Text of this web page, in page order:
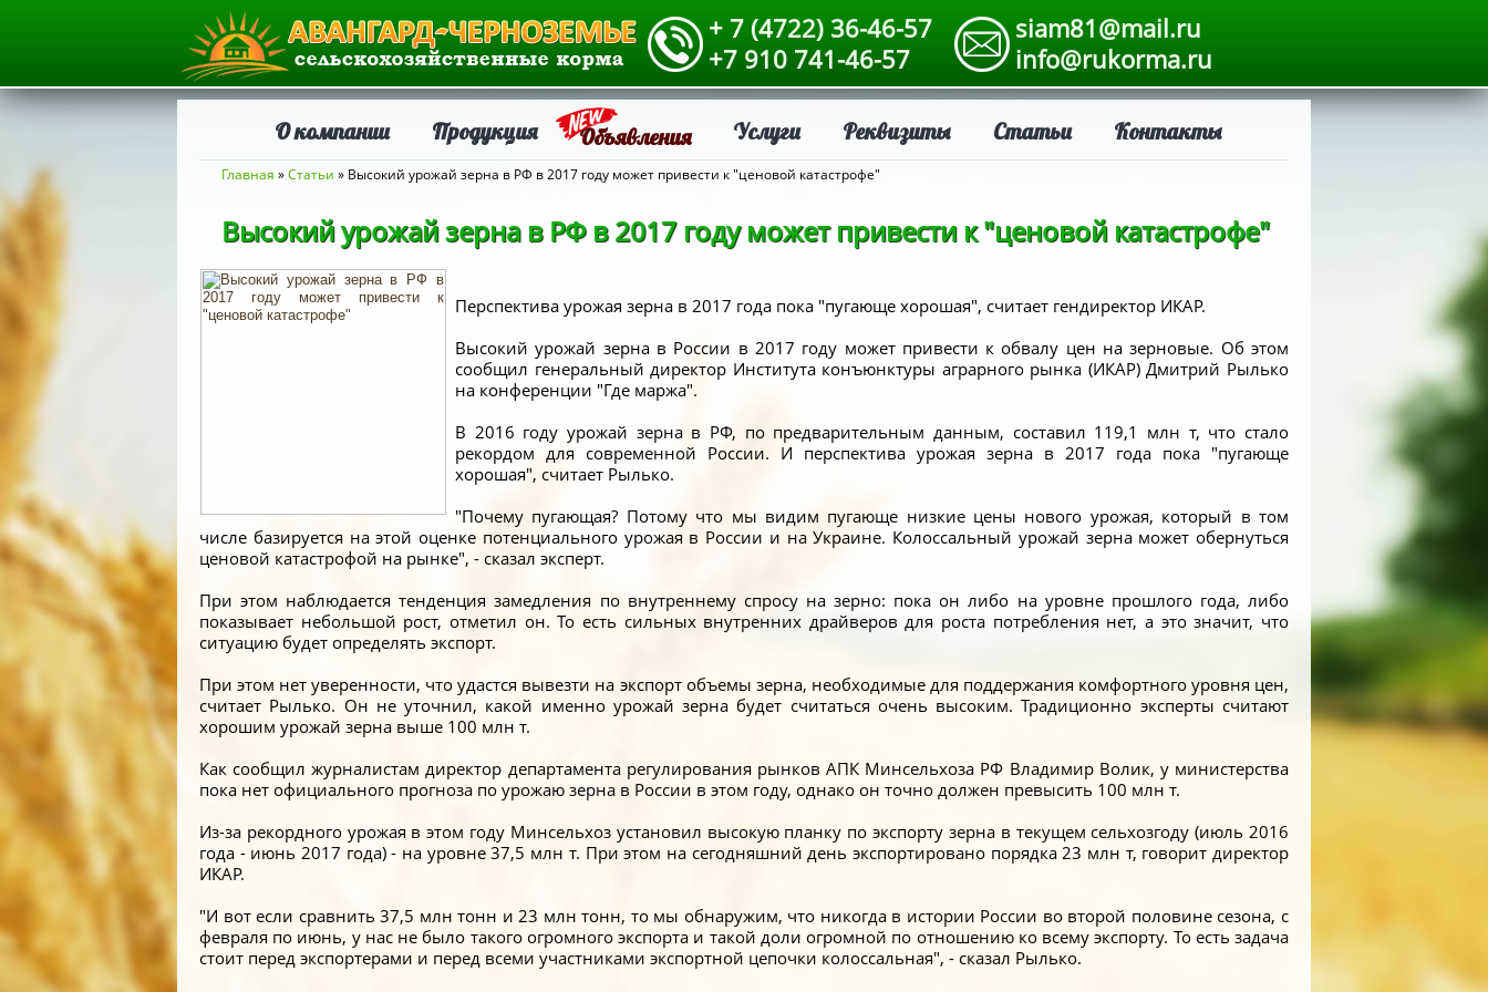
+ 7 (4722) 36-46-57
+7 910 741-46-57
siam81@mail.ru
info@rukorma.ru
О компании Продукция Объявления Услуги Реквизиты Статьи Контакты
Вы здесь
Главная »Статьи » Высокий урожай зерна в РФ в 2017 году может привести к "ценовой катастрофе"
Высокий урожай зерна в РФ в 2017 году может привести к "ценовой катастрофе"
Перспектива урожая зерна в 2017 года пока "пугающе хорошая", считает гендиректор ИКАР.
Высокий урожай зерна в России в 2017 году может привести к обвалу цен на зерновые. Об этом
сообщил генеральный директор Института конъюнктуры аграрного рынка (ИКАР) Дмитрий Рылько
на конференции "Где маржа".
В 2016 году урожай зерна в РФ, по предварительным данным, составил 119,1 млн т, что стало
рекордом для современной России. И перспектива урожая зерна в 2017 года пока "пугающе
хорошая", считает Рылько.
"Почему пугающая? Потому что мы видим пугающе низкие цены нового урожая, который в том
числе базируется на этой оценке потенциального урожая в России и на Украине. Колоссальный урожай зерна может обернуться
ценовой катастрофой на рынке", - сказал эксперт.
При этом наблюдается тенденция замедления по внутреннему спросу на зерно: пока он либо на уровне прошлого года, либо
показывает небольшой рост, отметил он. То есть сильных внутренних драйверов для роста потребления нет, а это значит, что
ситуацию будет определять экспорт.
При этом нет уверенности, что удастся вывезти на экспорт объемы зерна, необходимые для поддержания комфортного уровня цен,
считает Рылько. Он не уточнил, какой именно урожай зерна будет считаться очень высоким. Традиционно эксперты считают
хорошим урожай зерна выше 100 млн т.
Как сообщил журналистам директор департамента регулирования рынков АПК Минсельхоза РФ Владимир Волик, у министерства
пока нет официального прогноза по урожаю зерна в России в этом году, однако он точно должен превысить 100 млн т.
Из-за рекордного урожая в этом году Минсельхоз установил высокую планку по экспорту зерна в текущем сельхозгоду (июль 2016
года - июнь 2017 года) - на уровне 37,5 млн т. При этом на сегодняшний день экспортировано порядка 23 млн т, говорит директор
ИКАР.
"И вот если сравнить 37,5 млн тонн и 23 млн тонн, то мы обнаружим, что никогда в истории России во второй половине сезона, с
февраля по июнь, у нас не было такого огромного экспорта и такой доли огромной по отношению ко всему экспорту. То есть задача
стоит перед экспортерами и перед всеми участниками экспортной цепочки колоссальная", - сказал Рылько.